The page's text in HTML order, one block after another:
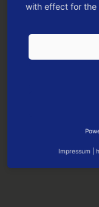
VOR ORT
with effect for the
Impressum